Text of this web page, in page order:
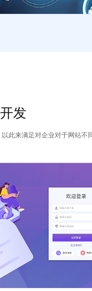
发
此来满足对企业对于网站不